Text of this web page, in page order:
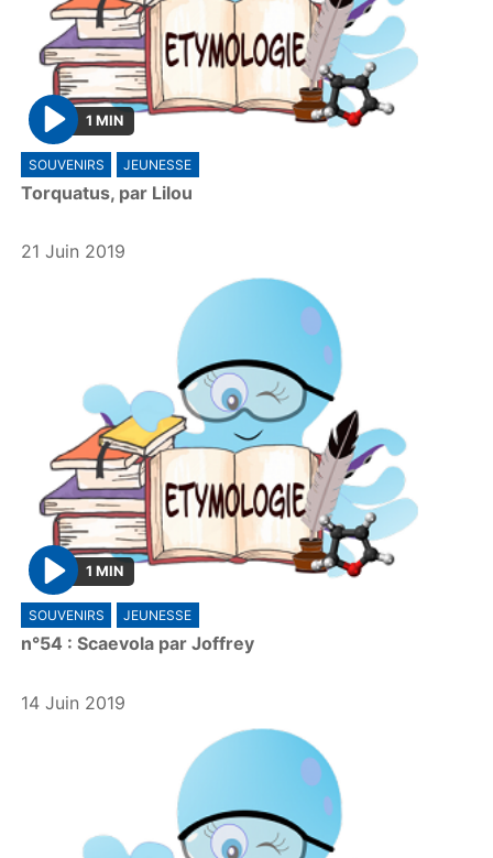
P
l
a
1 MIN
SOUVENIRS JEUNESSE
Torquatus, par Lilou
21 Juin 2019
P
l
a
1 MIN
SOUVENIRS JEUNESSE
n°54 : Scaevola par Joffrey
14 Juin 2019